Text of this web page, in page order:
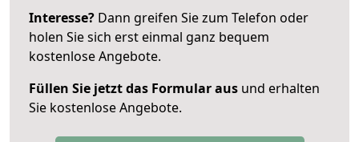
Interesse? Dann greifen Sie zum Telefon oder
holen Sie sich erst einmal ganz bequem
kostenlose Angebote.
Füllen Sie jetzt das Formular aus und erhalten
Sie kostenlose Angebote.